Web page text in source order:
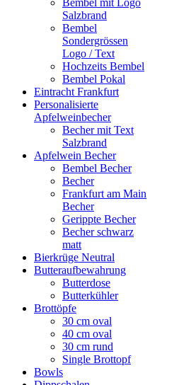
Bembel mit Logo
Salzbrand
Bembel
Sondergrössen
Logo / Text
Hochzeits Bembel
Bembel Pokal
Eintracht Frankfurt
Personalisierte
Apfelweinbecher
Becher mit Text
Salzbrand
Apfelwein Becher
Bembel Becher
Becher
Frankfurt am Main
Becher
Gerippte Becher
Becher schwarz
matt
Bierkrüge Neutral
Butteraufbewahrung
Butterdose
Butterkühler
Brottöpfe
30 cm oval
40 cm oval
30 cm rund
Single Brottopf
Bowls